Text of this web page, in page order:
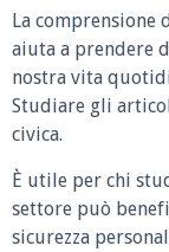
La
aiuta a prendere
nostra vita
Studiare gli
civica.
È utile per chi
settore può
sicurezza